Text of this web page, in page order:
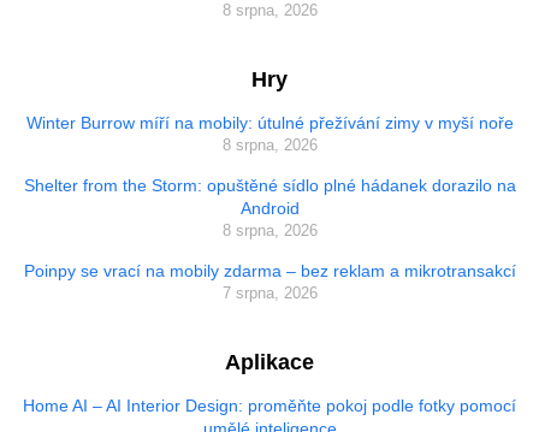
8 srpna, 2026
Hry
Winter Burrow míří na mobily: útulné přežívání zimy v myší noře
8 srpna, 2026
Shelter from the Storm: opuštěné sídlo plné hádanek dorazilo na
Android
8 srpna, 2026
Poinpy se vrací na mobily zdarma – bez reklam a mikrotransakcí
7 srpna, 2026
Aplikace
Home AI – AI Interior Design: proměňte pokoj podle fotky pomocí